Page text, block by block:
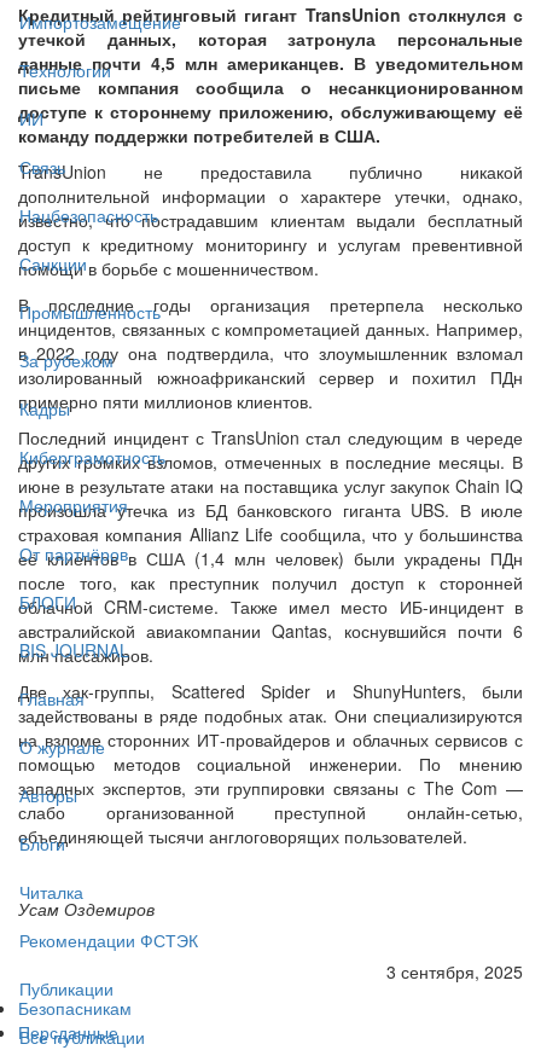
Импортозамещение
Технологии
ИИ
Связь
Нацбезопасность
Санкции
Промышленность
За рубежом
Кадры
Киберграмотность
Мероприятия
От партнёров
БЛОГИ
BIS JOURNAL
Главная
О журнале
Авторы
Блоги
Читалка
Рекомендации ФСТЭК
Публикации
Все публикации
Кредитный рейтинговый гигант TransUnion столкнулся с
утечкой данных, которая затронула персональные
данные почти 4,5 млн американцев. В уведомительном
письме компания сообщила о несанкционированном
доступе к стороннему приложению, обслуживающему её
команду поддержки потребителей в США.
TransUnion не предоставила публично никакой
дополнительной информации о характере утечки, однако,
известно, что пострадавшим клиентам выдали бесплатный
доступ к кредитному мониторингу и услугам превентивной
помощи в борьбе с мошенничеством.
В последние годы организация претерпела несколько
инцидентов, связанных с компрометацией данных. Например,
в 2022 году она подтвердила, что злоумышленник взломал
изолированный южноафриканский сервер и похитил ПДн
примерно пяти миллионов клиентов.
Последний инцидент с TransUnion стал следующим в череде
других громких взломов, отмеченных в последние месяцы. В
июне в результате атаки на поставщика услуг закупок Chain IQ
произошла утечка из БД банковского гиганта UBS. В июле
страховая компания Allianz Life сообщила, что у большинства
её клиентов в США (1,4 млн человек) были украдены ПДн
после того, как преступник получил доступ к сторонней
облачной CRM-системе. Также имел место ИБ-инцидент в
австралийской авиакомпании Qantas, коснувшийся почти 6
млн пассажиров.
Две хак-группы, Scattered Spider и ShunyHunters, были
задействованы в ряде подобных атак. Они специализируются
на взломе сторонних ИТ-провайдеров и облачных сервисов с
помощью методов социальной инженерии. По мнению
западных экспертов, эти группировки связаны с The Com —
слабо организованной преступной онлайн-сетью,
объединяющей тысячи англоговорящих пользователей.
Усам Оздемиров
3 сентября, 2025
Безопасникам
Персданные